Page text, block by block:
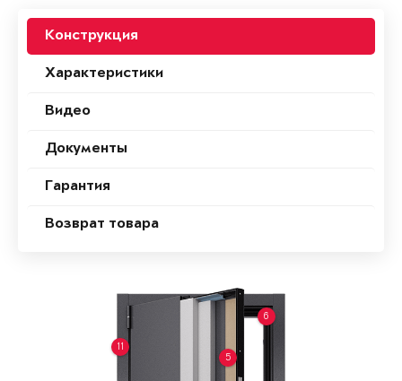
Конструкция
Характеристики
Видео
Документы
Гарантия
Возврат товара
5
6
11